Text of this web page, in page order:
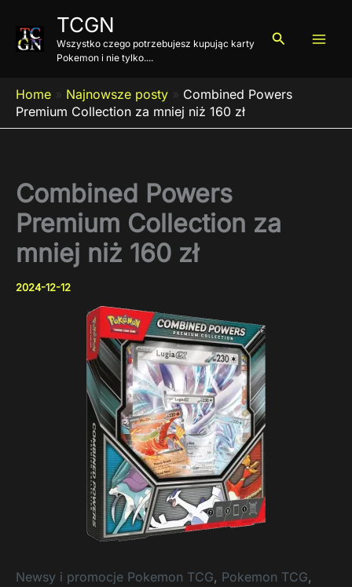
treści
TCGN
Wszystko czego potrzebujesz kupując karty
Pokemon i nie tylko....
Szukaj
Home » Najnowsze posty » Combined Powers
Premium Collection za mniej niż 160 zł
Combined Powers
Premium Collection za
mniej niż 160 zł
2024-12-12
Newsy i promocje Pokemon TCG, Pokemon TCG,